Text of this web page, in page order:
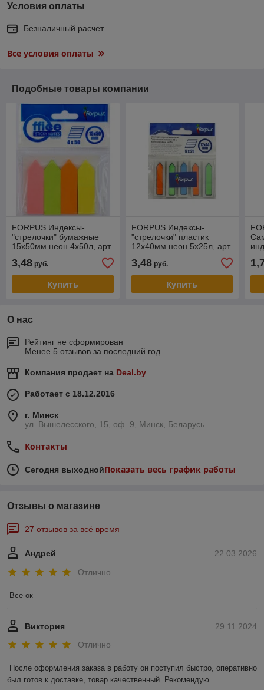
Условия оплаты
Безналичный расчет
Все условия оплаты
Подобные товары компании
FORPUS Индексы-
"стрелочки" бумажные
15х50мм неон 4х50л, арт.
3,48 руб.
Купить
FORPUS Индексы-
"стрелочки" пластик
12х40мм неон 5х25л, арт.
3,48руб.
Купить
О нас
Рейтинг не сформирован
Менее 5 отзывов за последний год
Компания продает на Deal.by
Работает с 18.12.2016
г. Минск
ул. Вышелесского, 15, оф. 9, Минск, Беларусь
Контакты
Сегодня выходнойПоказать весь график работы
Отзывы о магазине
27 отзывов за всё время
22.03.2026
Андрей
Отлично
Все ок
29.11.2024
Виктория
Отлично
После оформления заказа в работу он поступил быстро, оперативно
был готов к доставке, товар качественный. Рекомендую.